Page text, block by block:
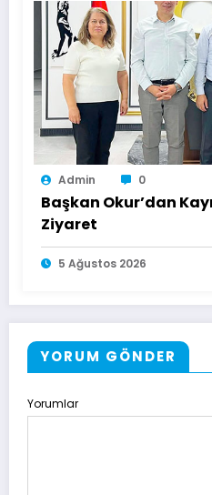
Admin 0
Başkan Okur’dan
Ziyaret
5 Ağustos 2026
YORUM GÖNDER
Yorumlar